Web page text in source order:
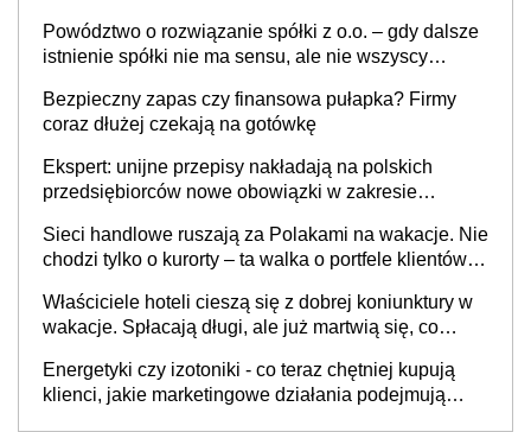
Powództwo o rozwiązanie spółki z o.o. – gdy dalsze
istnienie spółki nie ma sensu, ale nie wszyscy
Bezpieczny zapas czy finansowa pułapka? Firmy
coraz dłużej czekają na gotówkę
Ekspert: unijne przepisy nakładają na polskich
przedsiębiorców nowe obowiązki w zakresie
Sieci handlowe ruszają za Polakami na wakacje. Nie
chodzi tylko o kurorty – ta walka o portfele klientów
cichu
Właściciele hoteli cieszą się z dobrej koniunktury w
wakacje. Spłacają długi, ale już martwią się, co
Energetyki czy izotoniki - co teraz chętniej kupują
klienci, jakie marketingowe działania podejmują